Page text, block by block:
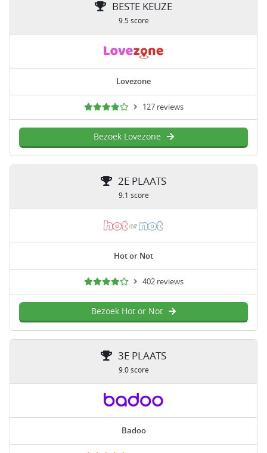
BESTE KEUZE
9.5 score
Lovezone
127 reviews
Bezoek Lovezone
2E PLAATS
9.1 score
Hot or Not
402 reviews
Bezoek Hot or Not
3E PLAATS
9.0 score
Badoo